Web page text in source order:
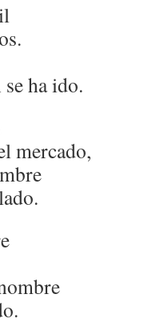
ha ido.
mercado,